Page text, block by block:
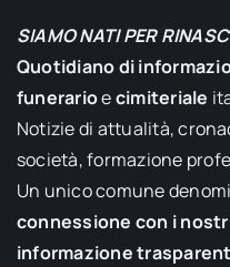
SIAMO NATI PER
Quotidiano di
funerarioecimiteriale
Notizie di attualità,
società, formazione
Un unico comune
connessione con i
informazione